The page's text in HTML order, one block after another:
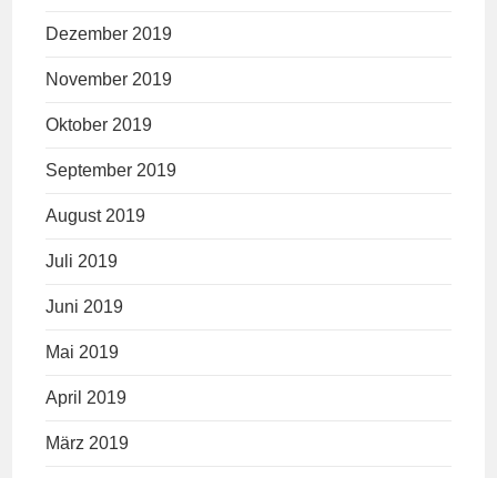
Dezember 2019
November 2019
Oktober 2019
September 2019
August 2019
Juli 2019
Juni 2019
Mai 2019
April 2019
März 2019